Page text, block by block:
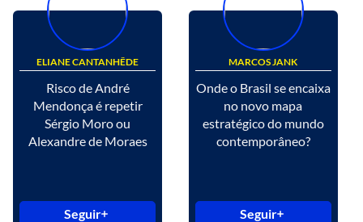
ELIANE CANTANHÊDE
Risco de André
Mendonça é repetir
Sérgio Moro ou
Alexandre de Moraes
Seguir
MARCOS JANK
Onde o Brasil se encaixa
no novo mapa
estratégico do mundo
contemporâneo?
Seguir